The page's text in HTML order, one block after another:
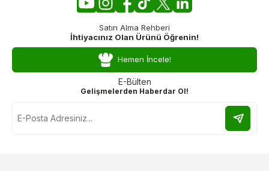
Satın Alma Rehberi
İhtiyacınız Olan Ürünü Öğrenin!
Hemen İncele!
E-Bülten
Gelişmelerden Haberdar Ol!